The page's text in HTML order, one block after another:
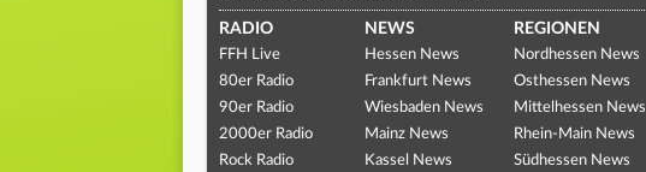
RADIO
FFH Live
80er Radio
90er Radio
2000er Radio
Rock Radio
NEWS
Hessen News
Frankfurt News
Wiesbaden News
Mainz News
Kassel News
REGIONEN
Nordhessen News
Osthessen News
Mittelhessen News
Rhein-Main News
Südhessen News